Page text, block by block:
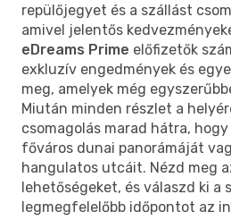
repülőjegyet és a szállást
amivel jelentős
eDreams Prime előfizetők
exkluzív engedmények és
meg, amelyek még
Miután minden részlet a
csomagolás marad hátra,
főváros dunai panorámáját
hangulatos utcáit. Nézd meg
lehetőségeket, és válaszd ki a
legmegfelelőbb időpontot az